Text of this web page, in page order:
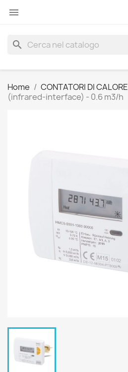

search
Home CONTATORI DI CALORE
(infrared-interface) - 0.6 m3/h